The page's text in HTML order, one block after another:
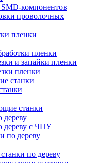
компонентов
проволочных
пленки
пленки
и запайки пленки
пленки
станки
станки
дереву
дереву с ЧПУ
по дереву
по дереву